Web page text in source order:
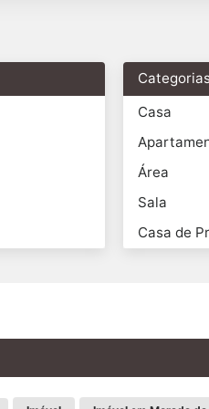
Casa
Área
Sala
Casa de